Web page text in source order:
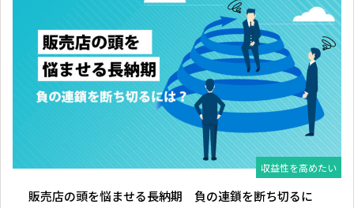
収益性を高めたい
販売店の頭を悩ませる長納期 負の連鎖を断ち切るに